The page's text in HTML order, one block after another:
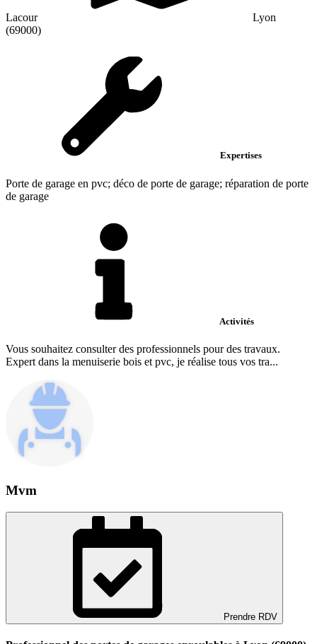
Lacour
Lyon
(69000)
Expertises
Porte de garage en pvc; déco de porte de garage; réparation de porte
de garage
Activités
Vous souhaitez consulter des professionnels pour des travaux.
Expert dans la menuiserie bois et pvc, je réalise tous vos tra...
Mvm
Prendre RDV